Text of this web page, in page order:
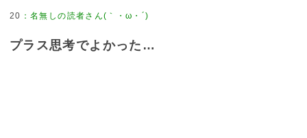
20 ：名無しの読者さん(｀・ω・´)
プラス思考でよかった…